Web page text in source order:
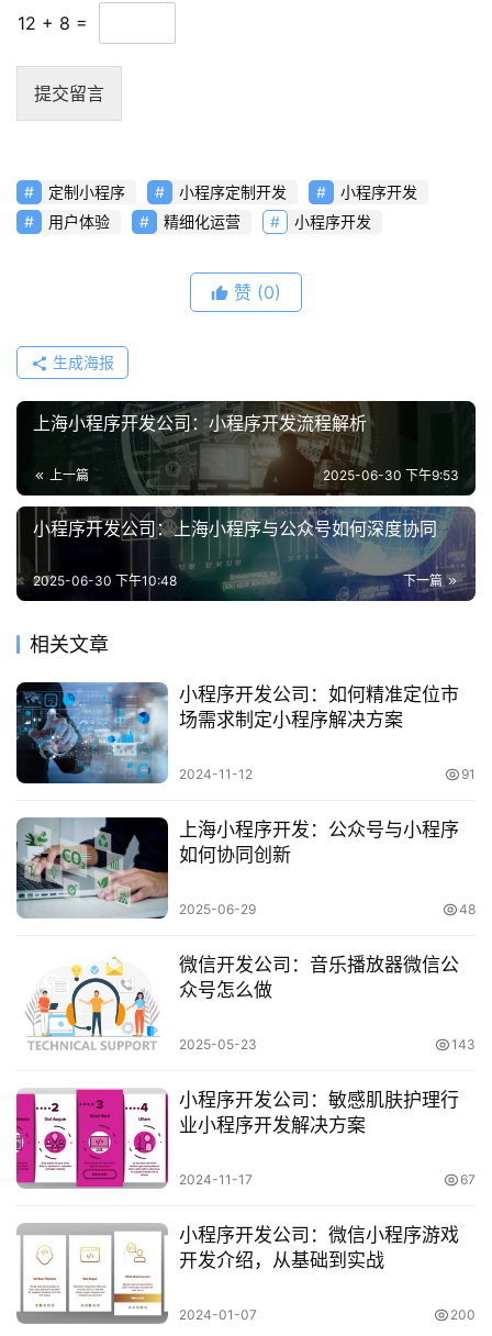
12 + 8 =
提交留言
定制小程序 小程序定制开发
小程序开发
用户体验
精细化运营 小程序开发
赞 (0)
生成海报
上海小程序开发公司：小程序开发流程解析
上一篇 2025-06-30 下午9:53
小程序开发公司：上海小程序与公众号如何深度协同
下一篇
2025-06-30 下午10:48
相关文章
小程序开发公司：如何精准定位市
场需求制定小程序解决方案
2024-11-12 91
上海小程序开发：公众号与小程序
如何协同创新
2025-06-29 48
微信开发公司：音乐播放器微信公
众号怎么做
2025-05-23 143
小程序开发公司：敏感肌肤护理行
业小程序开发解决方案
2024-11-17 67
小程序开发公司：微信小程序游戏
开发介绍，从基础到实战
2024-01-07 200